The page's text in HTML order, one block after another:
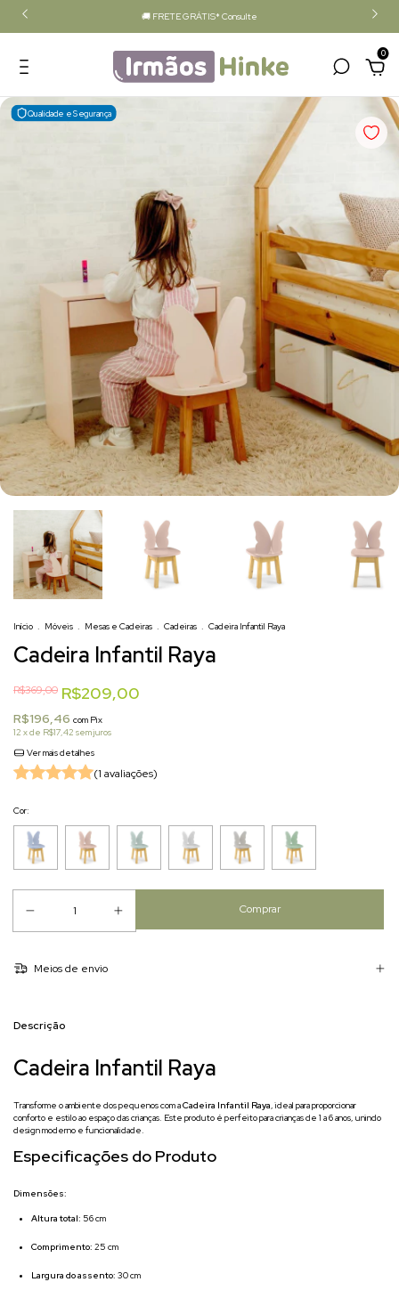
🚚 FRETE GRÁTIS* Consulte
0
+1
Qualidade e Segurança
Início . Móveis . Mesas e Cadeiras . Cadeiras . Cadeira Infantil Raya
Cadeira Infantil Raya
R$369,00 R$209,00
R$196,46 com Pix
12 x de R$17,42 sem juros
Ver mais detalhes
(1 avaliações)
Cor:
Meios de envio
Descrição
Cadeira Infantil Raya
Transforme o ambiente dos pequenos com aCadeira Infantil Raya, ideal para proporcionar
conforto e estilo ao espaço das crianças. Este produto é perfeito para crianças de 1 a 6 anos, unindo
design moderno e funcionalidade.
Especificações do Produto
Dimensões:
Altura total: 56 cm
Comprimento: 25 cm
Largura do assento: 30 cm